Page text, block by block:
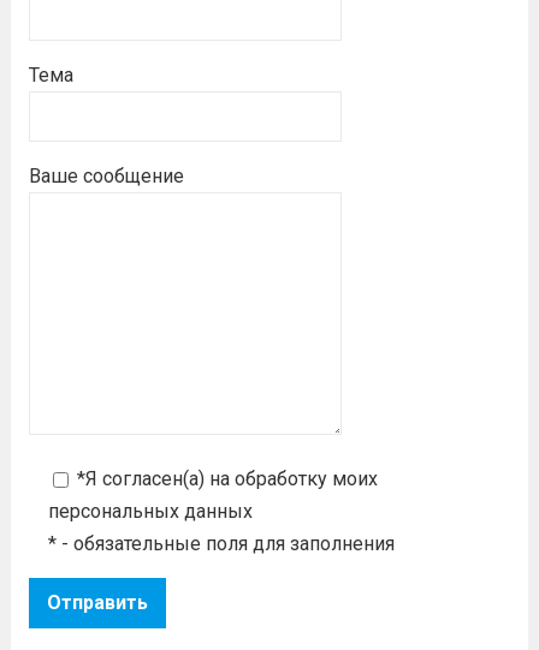
Тема
Ваше сообщение
*Я согласен(а) на обработку моих
персональных данных
* - обязательные поля для заполнения